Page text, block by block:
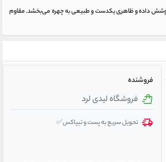
پوشش داده و ظاهری یکدست و طبیعی به چهره می‌بخشد. مقاوم
فروشنده
فروشگاه لیدی لرد
تحویل سریع به پست و تیپاکس✅